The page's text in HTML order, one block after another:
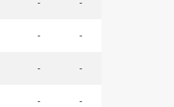
- -
- -
- -
- -